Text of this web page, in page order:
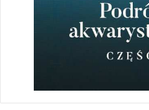
gatunkowi
niekorzystnych
środowiskowych.
zasadniczo dwa
pierwszy raz w